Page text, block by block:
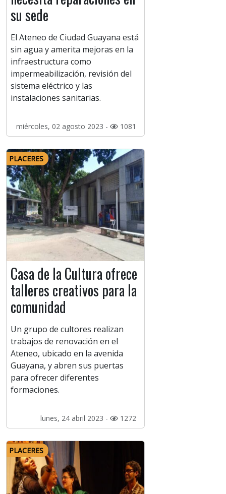
su sede
El Ateneo de Ciudad Guayana está
sin agua y amerita mejoras en la
infraestructura como
impermeabilización, revisión del
sistema eléctrico y las
instalaciones sanitarias.
miércoles, 02 agosto 2023 - 1081
PLACERES
Casa de la Cultura ofrece
talleres creativos para la
comunidad
Un grupo de cultores realizan
trabajos de renovación en el
Ateneo, ubicado en la avenida
Guayana, y abren sus puertas
para ofrecer diferentes
formaciones.
lunes, 24 abril 2023 - 1272
PLACERES